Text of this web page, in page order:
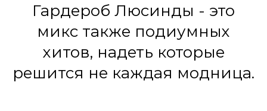
Гардероб Люсинды - это
микс также подиумных
хитов, надеть которые
решится не каждая модница.